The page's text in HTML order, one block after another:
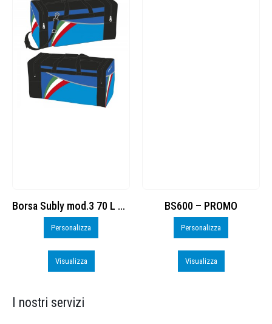
BS600 – PROMO
Personalizza
Visualizza
Personalizza
Visualizza
I nostri servizi